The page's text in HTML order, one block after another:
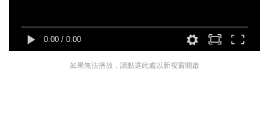
0:00 / 0:00
如果無法播放，請點選此處以新視窗開啟